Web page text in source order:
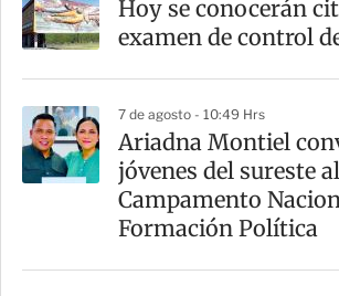
r
t
i
r
Hoy se conocerán
examen de control
7 de agosto - 10:49 Hrs
Ariadna Montiel
jóvenes del sureste
Campamento
Formación Política